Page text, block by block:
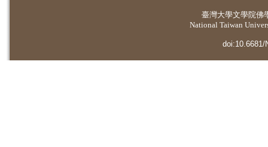
臺灣大學文學院佛
National Taiwan
doi:10.6681/